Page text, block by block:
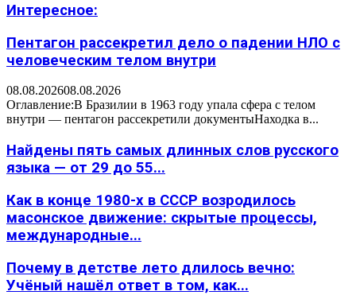
Интересное:
Пентагон рассекретил дело о падении НЛО с
человеческим телом внутри
08.08.202608.08.2026
Оглавление:В Бразилии в 1963 году упала сфера с телом
внутри — пентагон рассекретили документыНаходка в...
Найдены пять самых длинных слов русского
языка — от 29 до 55...
Как в конце 1980-х в СССР возродилось
масонское движение: скрытые процессы,
международные...
Почему в детстве лето длилось вечно:
Учёный нашёл ответ в том, как...